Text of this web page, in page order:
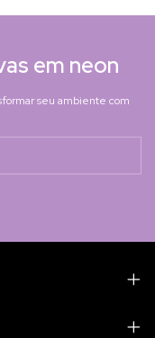
em neon
seu ambiente com